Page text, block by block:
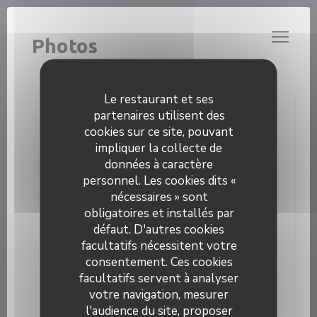
Personnalisation de vos choix en matière de cookies
Le restaurant et ses
partenaires utilisent des
cookies sur ce site, pouvant
impliquer la collecte de
données à caractère
personnel. Les cookies dits «
nécessaires » sont
obligatoires et installés par
défaut. D'autres cookies
facultatifs nécessitent votre
consentement. Ces cookies
facultatifs servent à analyser
votre navigation, mesurer
l'audience du site, proposer
L’ATRIUM CUISINE LOCALE
Photos
Nous contacter
Réserver
Bons cadeaux
Newsletter*
Inscrivez-vous à notre lettre d'information pour recevoir
des communications personnalisées et des offres
marketing par courriel.